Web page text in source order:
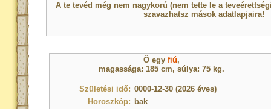
A te tevéd még nem nagykorú (nem tette le a
szavazhatsz mások adatlapjaira!
Ő egyfiú,
magassága: 185 cm, súlya: 75 kg.
Születési idő: 0000-12-30 (2026 éves)
Horoszkóp: bak